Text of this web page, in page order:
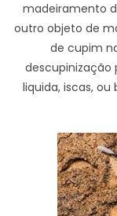
madeiramento
outro objeto de
de cupim
descupinização
liquida, iscas,